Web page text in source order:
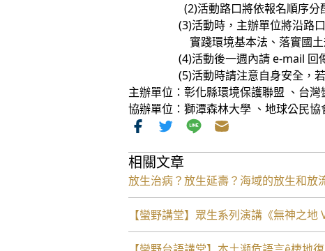
(2)活動路口將依報名順序分配，
(3)活動時，主辦單位將沿路口發
實踐環境基本法、落實國土規
(4)活動後一週內請 e-mail 回傳
(5)活動時請注意自身安全，若遇
主辦單位：彰化縣環境保護聯盟 、台
協辦單位：獅潭森林大學 、地球公民協
相關文章
放生治病？放生延壽？海域的放生和放
【蠻野講堂】眾生系列演講《無神之地